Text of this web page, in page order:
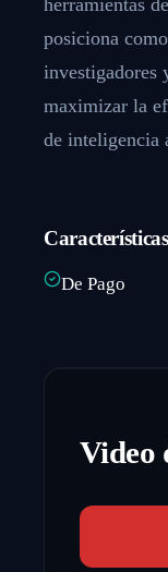
herramientas
posiciona
investigadores
maximizar la
de inteligencia
Características
De Pago
Video